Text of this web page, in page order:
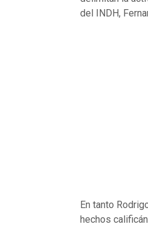
del INDH,
En tanto
hechos